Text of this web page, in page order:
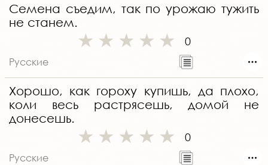
Семена съедим, так по урожаю тужить
не станем.
0
Русские
Хорошо, как гороху купишь, да плохо,
коли весь растрясешь, домой не
донесешь.
0
Русские